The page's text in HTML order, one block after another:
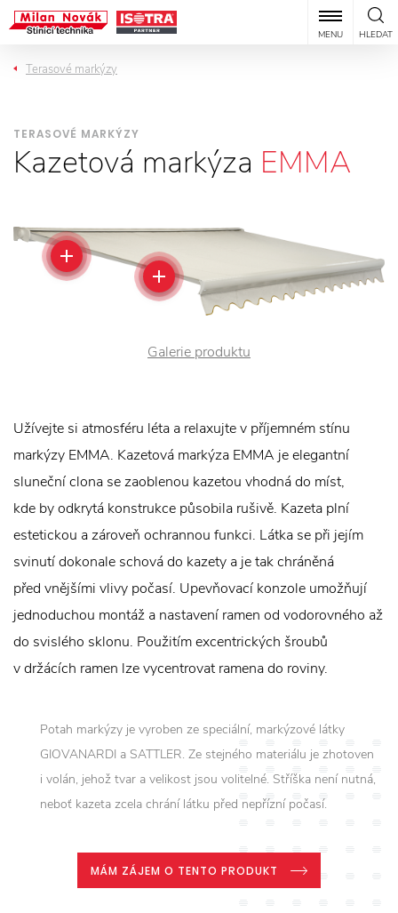
HLEDAT
MENU
Terasové markýzy
TERASOVÉ MARKÝZY
Kazetová markýza EMMA
Galerie produktu
Užívejte si atmosféru léta a relaxujte v příjemném stínu
markýzy EMMA. Kazetová markýza EMMA je elegantní
sluneční clona se zaoblenou kazetou vhodná do míst,
kde by odkrytá konstrukce působila rušivě. Kazeta plní
estetickou a zároveň ochrannou funkci. Látka se při jejím
svinutí dokonale schová do kazety a je tak chráněná
před vnějšími vlivy počasí. Upevňovací konzole umožňují
jednoduchou montáž a nastavení ramen od vodorovného až
do svislého sklonu. Použitím excentrických šroubů
v držácích ramen lze vycentrovat ramena do roviny.
Potah markýzy je vyroben ze speciální, markýzové látky
GIOVANARDI a SATTLER. Ze stejného materiálu je zhotoven
i volán, jehož tvar a velikost jsou volitelné. Stříška není nutná,
neboť kazeta zcela chrání látku před nepřízní počasí.
MÁM ZÁJEM O TENTO PRODUKT